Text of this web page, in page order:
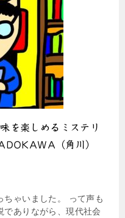
を楽しめるミステリ
（角川）
ちゃいました。 って声も
でありながら、現代社会